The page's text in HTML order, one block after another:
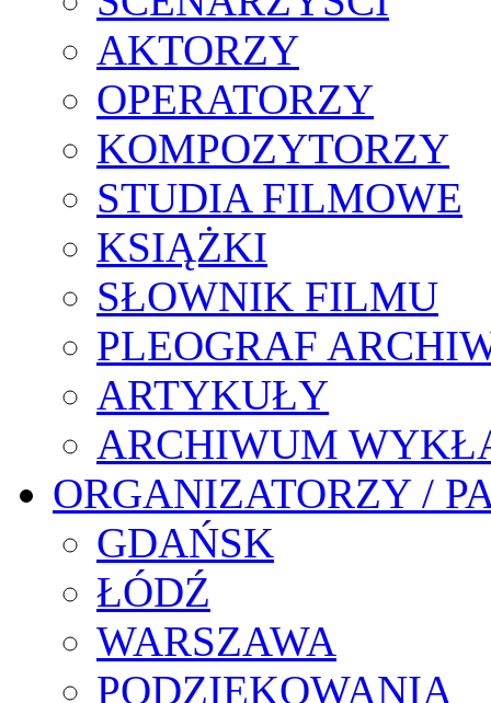
AKTORZY
OPERATORZY
KOMPOZYTORZY
STUDIA FILMOWE
KSIĄŻKI
SŁOWNIK FILMU
PLEOGRAF
ARTYKUŁY
ARCHIWUM
ORGANIZATORZY /
GDAŃSK
ŁÓDŹ
WARSZAWA
PODZIĘKOWANIA